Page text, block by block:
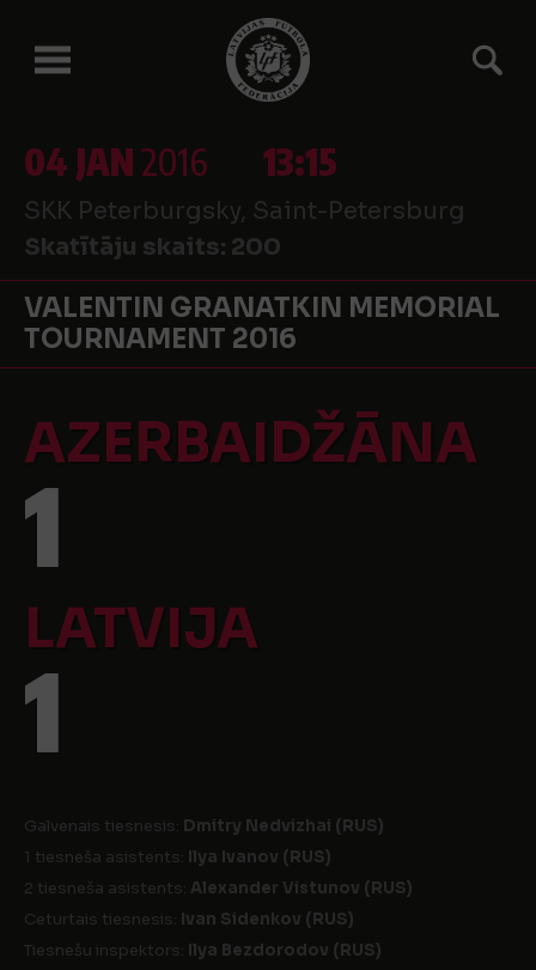
04 JAN2016 13:15
SKK Peterburgsky, Saint-Petersburg
Skatītāju skaits: 200
VALENTIN GRANATKIN MEMORIAL
TOURNAMENT 2016
AZERBAIDŽĀNA
1
LATVIJA
1
Galvenais tiesnesis: Dmitry Nedvizhai (RUS)
1 tiesneša asistents: Ilya Ivanov (RUS)
2 tiesneša asistents: Alexander Vistunov (RUS)
Ceturtais tiesnesis: Ivan Sidenkov (RUS)
Tiesnešu inspektors: Ilya Bezdorodov (RUS)